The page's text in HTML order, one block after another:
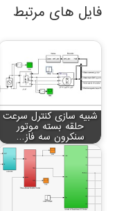
فایل های مرتبط
شبیه سازی کنترل سرعت
حلقه بسته موتور
سنکرون سه فاز…